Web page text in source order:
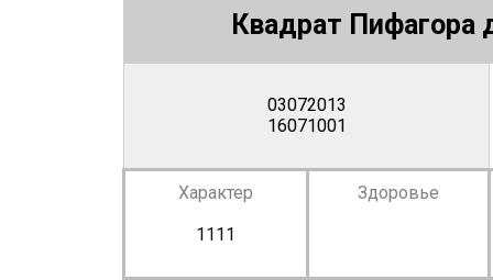
Квадрат Пифагора
03072013
16071001
Характер
1111
Здоровье